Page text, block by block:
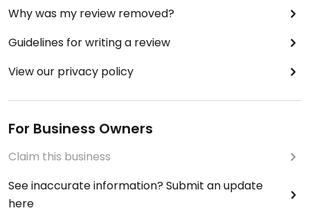
Why was my review removed?
Guidelines for writing a review
View our privacy policy
For Business Owners
Claim this business
See inaccurate information? Submit an update
here